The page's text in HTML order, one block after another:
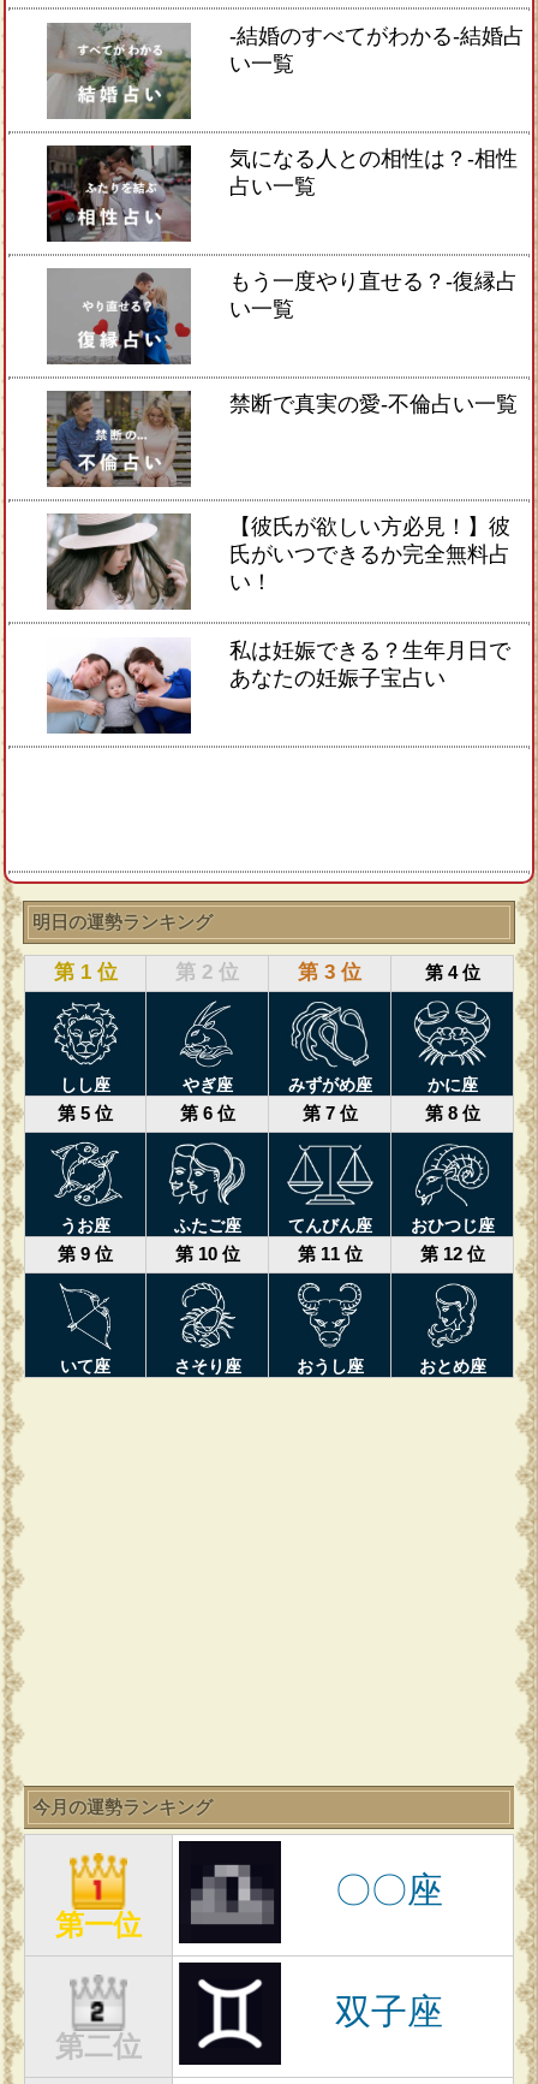
-結婚のすべてがわかる-結婚占
い一覧
気になる人との相性は？-相性
占い一覧
もう一度やり直せる？-復縁占
い一覧
禁断で真実の愛-不倫占い一覧
【彼氏が欲しい方必見！】彼
氏がいつできるか完全無料占
い！
私は妊娠できる？生年月日で
あなたの妊娠子宝占い
明日の運勢ランキング
第 1 位 第 2 位 第 3 位 第 4 位
しし座 やぎ座 みずがめ座 かに座
第 5 位 第 6 位 第 7 位 第 8 位
うお座 ふたご座 てんびん座 おひつじ座
第 9 位 第 10 位 第 11 位 第 12 位
いて座 さそり座 おうし座 おとめ座
今月の運勢ランキング
第一位
〇〇座
第二位
双子座